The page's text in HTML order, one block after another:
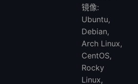
镜像:
Ubuntu,
Debian,
Arch Linux,
CentOS,
Rocky
Linux,